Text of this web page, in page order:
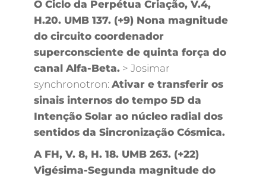
O Ciclo da Perpétua Criação, V.4,
H.20. UMB 137. (+9) Nona magnitude
do circuito coordenador
superconsciente de quinta força do
canal Alfa-Beta.> Josimar
synchronotron: Ativar e transferir os
sinais internos do tempo 5D da
Intenção Solar ao núcleo radial dos
sentidos da Sincronização Cósmica.
A FH, V. 8, H. 18. UMB 263. (+22)
Vigésima-Segunda magnitude do